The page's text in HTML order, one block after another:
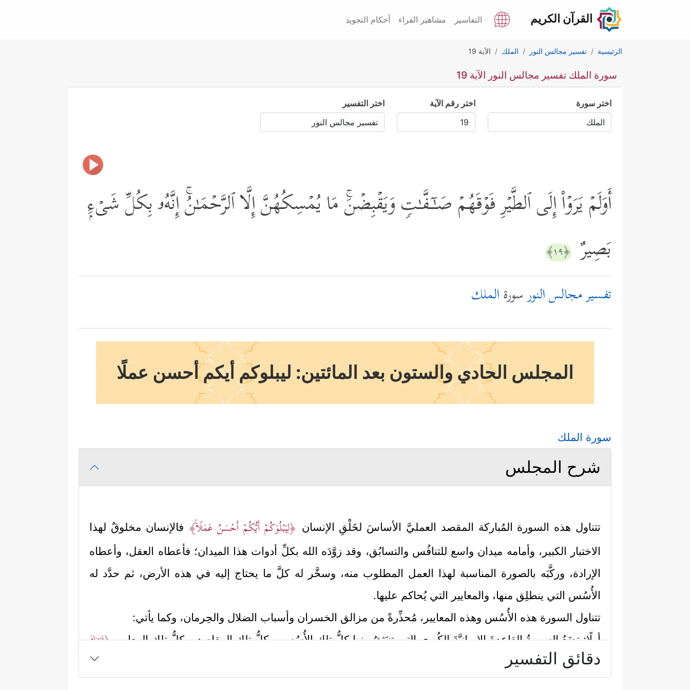
القرآن الكريم التفاسير مشاهير القراء أحكام التجويد
الرئيسية تفسير مجالس النور الملك الآية 19
سورة الملك تفسير مجالس النور الآية 19
اختر سورة اختر رقم الآية اختر التفسير
أَوَلَمۡ یَرَوۡاْ إِلَى ٱلطَّیۡرِ فَوۡقَهُمۡ صَـٰۤـفَّـٰتࣲ وَیَقۡبِضۡنَۚ مَا یُمۡسِكُهُنَّ إِلَّا ٱلرَّحۡمَـٰنُۚ إِنَّهُۥ بِكُلِّ شَیۡءِۭ
بَصِیرٌ ﴿١٩﴾
تفسير مجالس النورسورةالملك
المجلس الحادي والستون بعد المائتين: ليبلوكم أيكم أحسن عملًا
سورة الملك
شرح المجلس
تتناول هذه السورة المُباركة المقصد العمليَّ الأساسَ لخَلْقِ الإنسان ﴿لِیَبۡلُوَكُمۡ أَیُّكُمۡ أَحۡسَنُ عَمَلࣰاۚ﴾ فالإنسان مخلوقٌ لهذا
الاختبار الكبير، وأمامه ميدان واسع للتنافُس والتسابُق، وقد زوَّدَه الله بكلِّ أدوات هذا الميدان؛ فأعطاه العقل، وأعطاه
الإرادة، وركَّبَه بالصورة المناسبة لهذا العمل المطلوب منه، وسخَّر له كلَّ ما يحتاج إليه في هذه الأرض، ثم حدَّد له
الأُسُس التي ينطلِق منها، والمعايير التي يُحاكم عليها.
تتناول السورة هذه الأُسُس وهذه المعايير، مُحذِّرةً من مزالق الخسران وأسباب الضلال والحِرمان، وكما يأتي:
أولًا: تضَعُ السورةُ القاعدةَ الإيمانيَّةَ الكُبرى التي تنبَثِقُ منها كلُّ تلك الأُسُس، وكلُّ تلك المقاصِد، وكلُّ تلك المعايير﴿تَبَـٰرَكَ
ٱلَّذِی بِیَدِهِ ٱلۡمُلۡكُ﴾فالله الذي بيده مُلك السماوات والأرض وما فيهنَّ هو الذي خلق هذا الخلق وصنَّفه، وجعل لكلِّ جنسٍ أودقائق التفسير